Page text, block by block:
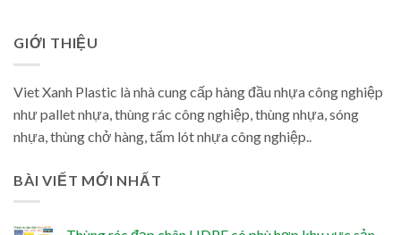
GIỚI THIỆU
Viet Xanh Plastic là nhà cung cấp hàng đầu nhựa công nghiệp
như pallet nhựa, thùng rác công nghiệp, thùng nhựa, sóng
nhựa, thùng chở hàng, tấm lót nhựa công nghiệp..
BÀI VIẾT MỚI NHẤT